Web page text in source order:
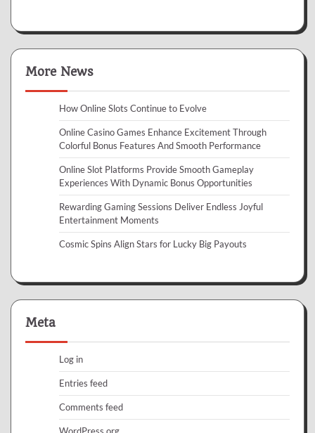
More News
How Online Slots Continue to Evolve
Online Casino Games Enhance Excitement Through
Colorful Bonus Features And Smooth Performance
Online Slot Platforms Provide Smooth Gameplay
Experiences With Dynamic Bonus Opportunities
Rewarding Gaming Sessions Deliver Endless Joyful
Entertainment Moments
Cosmic Spins Align Stars for Lucky Big Payouts
Meta
Log in
Entries feed
Comments feed